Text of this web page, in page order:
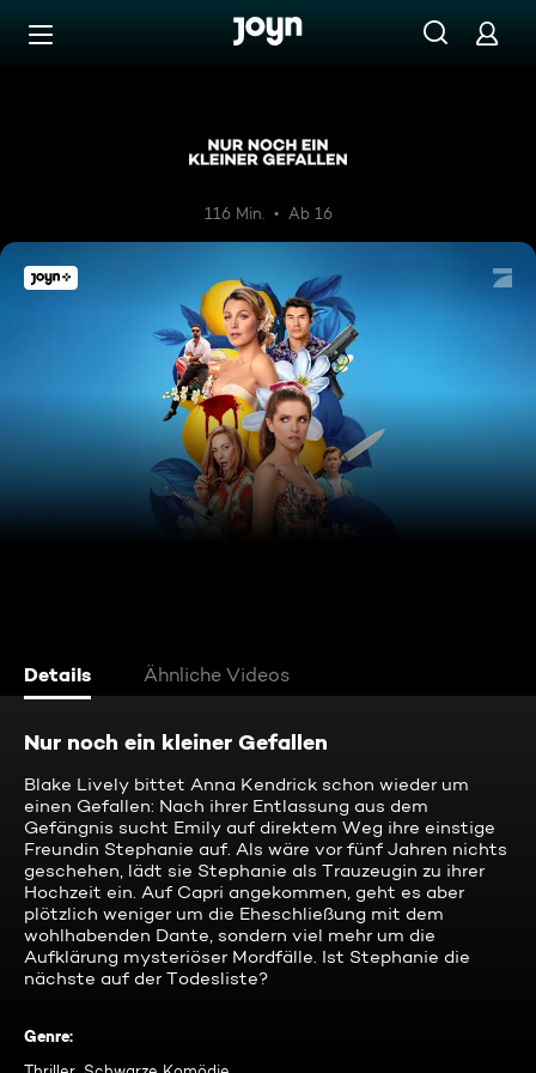
Zum Inhalt springen
Nur noch ein kleiner Gefallen
116 Min. Ab 16
Details Ähnliche Videos
Nur noch ein kleiner Gefallen
Blake Lively bittet Anna Kendrick schon wieder um
einen Gefallen: Nach ihrer Entlassung aus dem
Gefängnis sucht Emily auf direktem Weg ihre einstige
Freundin Stephanie auf. Als wäre vor fünf Jahren nichts
geschehen, lädt sie Stephanie als Trauzeugin zu ihrer
Hochzeit ein. Auf Capri angekommen, geht es aber
plötzlich weniger um die Eheschließung mit dem
wohlhabenden Dante, sondern viel mehr um die
Aufklärung mysteriöser Mordfälle. Ist Stephanie die
nächste auf der Todesliste?
Genre: